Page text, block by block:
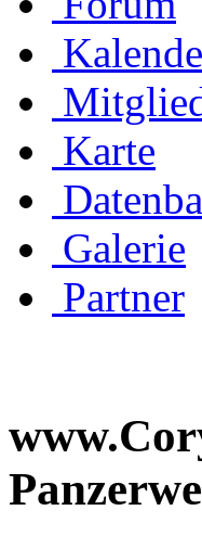
Karte
Galerie
Partner